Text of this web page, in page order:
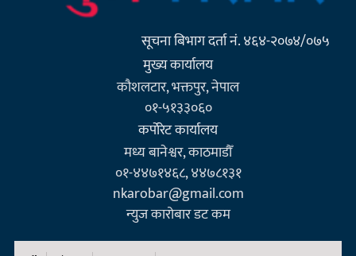
सूचना बिभाग दर्ता नं. ४६४-२०७४/०७५
मुख्य कार्यालय
कौशलटार, भक्तपुर, नेपाल
०१-५१३३०६०
कर्पाेरेट कार्यालय
मध्य बानेश्वर, काठमाडौँ
०१-४४७१४६८, ४४७८१३१
nkarobar@gmail.com
न्युज कारोबार डट कम